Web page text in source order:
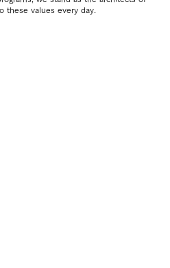
these values every day.